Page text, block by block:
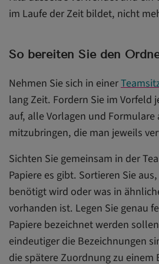
im Laufe der Zeit bildet, nicht
So bereiten Sie den
Nehmen Sie sich in einer
lang Zeit. Fordern Sie im Vorfeld
auf, alle Vorlagen und Formulare
mitzubringen, die man jeweils
Sichten Sie gemeinsam in der
Papiere es gibt. Sortieren Sie
benötigt wird oder was in
vorhanden ist. Legen Sie genau
Papiere bezeichnet werden
eindeutiger die Bezeichnungen
die spätere Zuordnung zu einem